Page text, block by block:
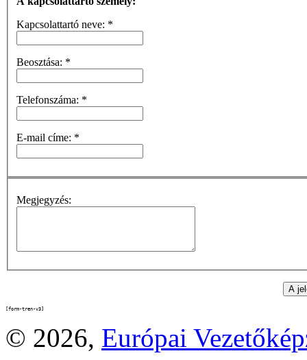
Kapcsolattartó neve: *
Beosztása: *
Telefonszáma: *
E-mail címe: *
Megjegyzés:
[form-tren-v3]
© 2026, Európai